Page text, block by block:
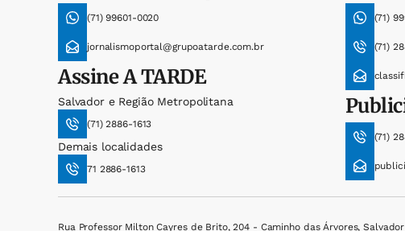
(71) 99601-0020
jornalismoportal@grupoatarde.com.br
AssineA TARDE
Salvador e Região Metropolitana
(71) 2886-1613
Demais localidades
71 2886-1613
(71)
(71)
(71)
Rua Professor Milton Cayres de Brito, 204 - Caminho das Árvores,